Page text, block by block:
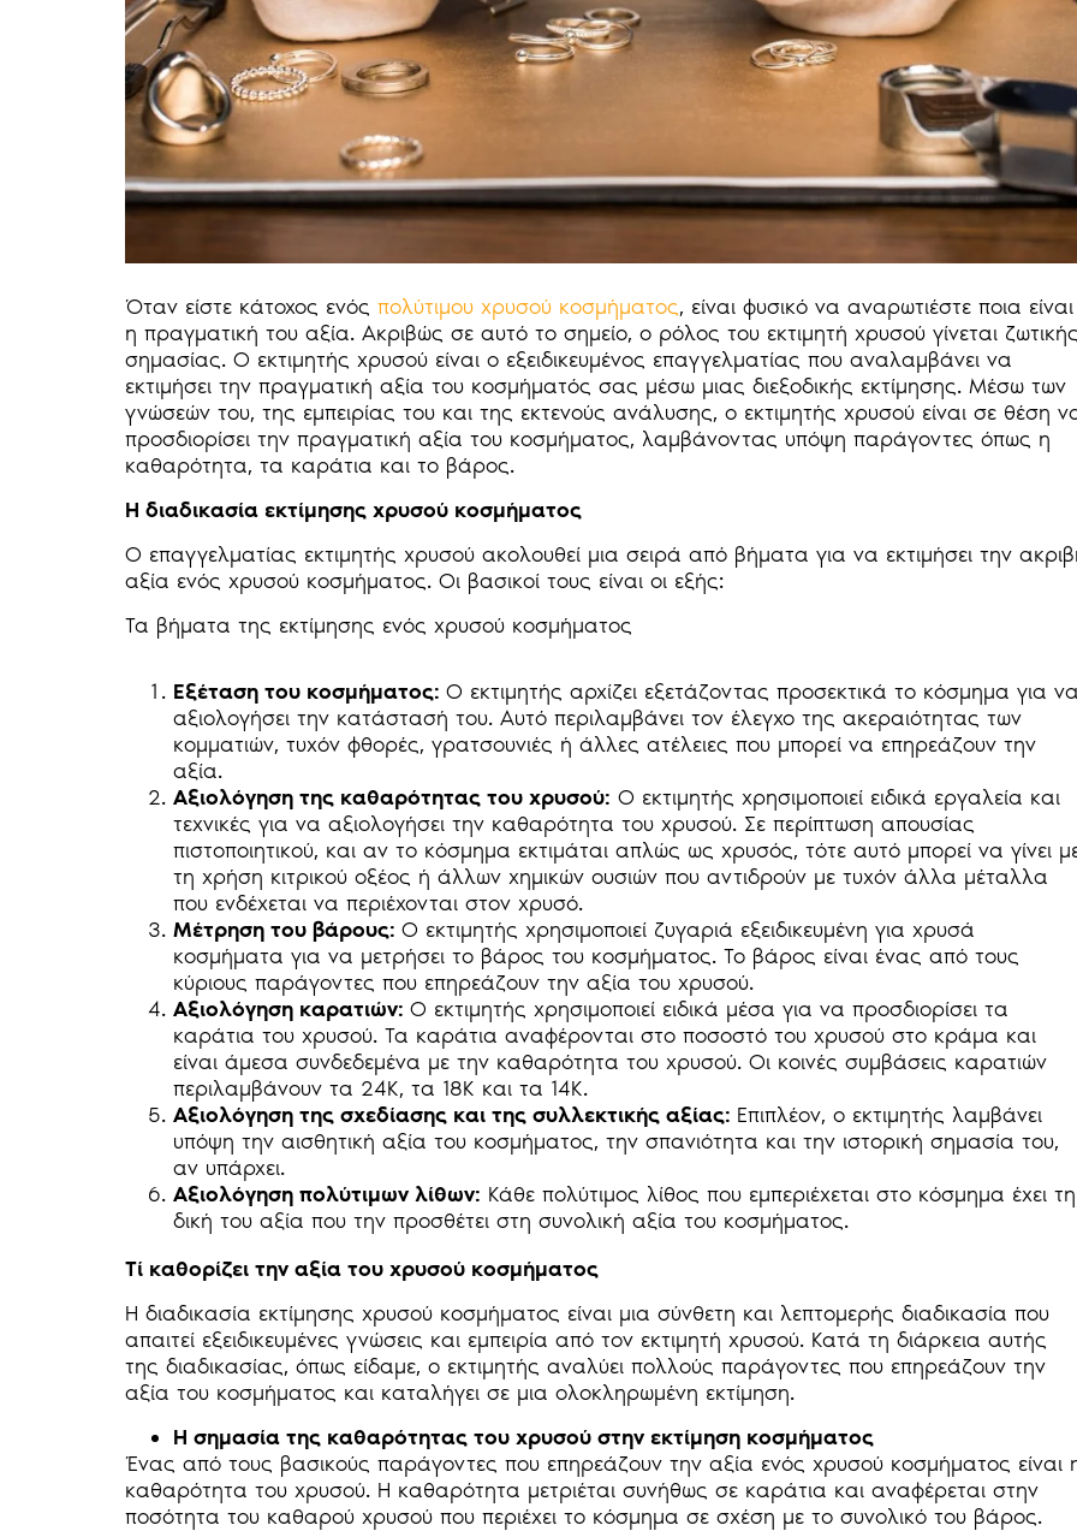
Όταν είστε κάτοχος ενός πολύτιμου χρυσού κοσμήματος, είναι φυσικό να αναρωτιέστε ποια είναι
η πραγματική του αξία. Ακριβώς σε αυτό το σημείο, ο ρόλος του εκτιμητή χρυσού γίνεται ζωτικής
σημασίας. Ο εκτιμητής χρυσού είναι ο εξειδικευμένος επαγγελματίας που αναλαμβάνει να
εκτιμήσει την πραγματική αξία του κοσμήματός σας μέσω μιας διεξοδικής εκτίμησης. Μέσω των
γνώσεών του, της εμπειρίας του και της εκτενούς ανάλυσης, ο εκτιμητής χρυσού είναι σε θέση
προσδιορίσει την πραγματική αξία του κοσμήματος, λαμβάνοντας υπόψη παράγοντες όπως η
καθαρότητα, τα καράτια και το βάρος.
Η διαδικασία εκτίμησης χρυσού κοσμήματος
Ο επαγγελματίας εκτιμητής χρυσού ακολουθεί μια σειρά από βήματα για να εκτιμήσει την
αξία ενός χρυσού κοσμήματος. Οι βασικοί τους είναι οι εξής:
Τα βήματα της εκτίμησης ενός χρυσού κοσμήματος
Εξέταση του κοσμήματος: Ο εκτιμητής αρχίζει εξετάζοντας προσεκτικά το κόσμημα για να
αξιολογήσει την κατάστασή του. Αυτό περιλαμβάνει τον έλεγχο της ακεραιότητας των
κομματιών, τυχόν φθορές, γρατσουνιές ή άλλες ατέλειες που μπορεί να επηρεάζουν την
αξία.
Αξιολόγηση της καθαρότητας του χρυσού: Ο εκτιμητής χρησιμοποιεί ειδικά εργαλεία και
τεχνικές για να αξιολογήσει την καθαρότητα του χρυσού. Σε περίπτωση απουσίας
πιστοποιητικού, και αν το κόσμημα εκτιμάται απλώς ως χρυσός, τότε αυτό μπορεί να γίνει
τη χρήση κιτρικού οξέος ή άλλων χημικών ουσιών που αντιδρούν με τυχόν άλλα μέταλλα
που ενδέχεται να περιέχονται στον χρυσό.
Μέτρηση του βάρους: Ο εκτιμητής χρησιμοποιεί ζυγαριά εξειδικευμένη για χρυσά
κοσμήματα για να μετρήσει το βάρος του κοσμήματος. Το βάρος είναι ένας από τους
κύριους παράγοντες που επηρεάζουν την αξία του χρυσού.
Αξιολόγηση καρατιών: Ο εκτιμητής χρησιμοποιεί ειδικά μέσα για να προσδιορίσει τα
καράτια του χρυσού. Τα καράτια αναφέρονται στο ποσοστό του χρυσού στο κράμα και
είναι άμεσα συνδεδεμένα με την καθαρότητα του χρυσού. Οι κοινές συμβάσεις καρατιών
περιλαμβάνουν τα 24Κ, τα 18Κ και τα 14Κ.
Αξιολόγηση της σχεδίασης και της συλλεκτικής αξίας: Επιπλέον, ο εκτιμητής λαμβάνει
υπόψη την αισθητική αξία του κοσμήματος, την σπανιότητα και την ιστορική σημασία του,
αν υπάρχει.
Αξιολόγηση πολύτιμων λίθων: Κάθε πολύτιμος λίθος που εμπεριέχεται στο κόσμημα έχει τη
δική του αξία που την προσθέτει στη συνολική αξία του κοσμήματος.
Τί καθορίζει την αξία του χρυσού κοσμήματος
Η διαδικασία εκτίμησης χρυσού κοσμήματος είναι μια σύνθετη και λεπτομερής διαδικασία που
απαιτεί εξειδικευμένες γνώσεις και εμπειρία από τον εκτιμητή χρυσού. Κατά τη διάρκεια αυτής
της διαδικασίας, όπως είδαμε, ο εκτιμητής αναλύει πολλούς παράγοντες που επηρεάζουν την
αξία του κοσμήματος και καταλήγει σε μια ολοκληρωμένη εκτίμηση.
Η σημασία της καθαρότητας του χρυσού στην εκτίμηση κοσμήματος
Ένας από τους βασικούς παράγοντες που επηρεάζουν την αξία ενός χρυσού κοσμήματος είναι
καθαρότητα του χρυσού. Η καθαρότητα μετριέται συνήθως σε καράτια και αναφέρεται στην
ποσότητα του καθαρού χρυσού που περιέχει το κόσμημα σε σχέση με το συνολικό του βάρος.